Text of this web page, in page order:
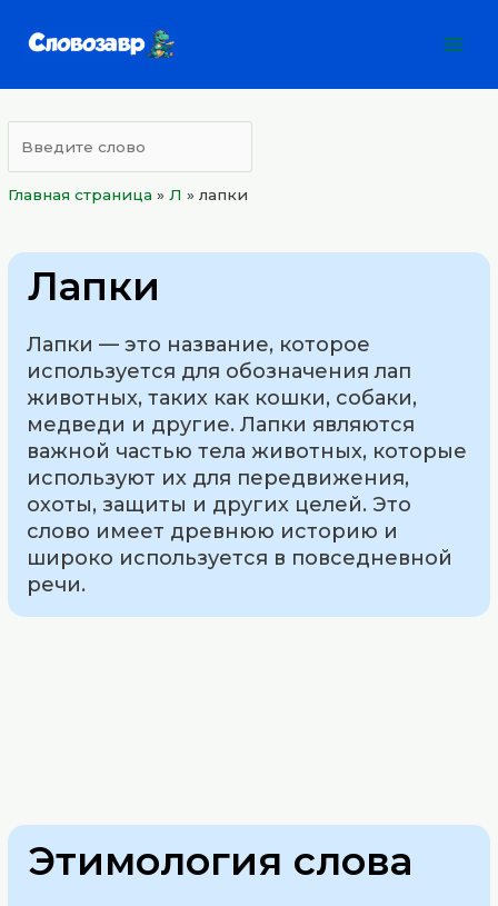
Главная страница » Л »лапки
Лапки
Лапки — это название, которое
используется для обозначения лап
животных, таких как кошки, собаки,
медведи и другие. Лапки являются
важной частью тела животных, которые
используют их для передвижения,
охоты, защиты и других целей. Это
слово имеет древнюю историю и
широко используется в повседневной
речи.
Этимология слова